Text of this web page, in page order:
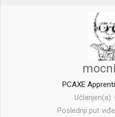
PCAXE
Učlanjen(a)
Poslednji put